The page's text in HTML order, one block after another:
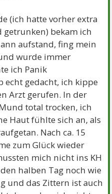
(ich hatte vorher extra
getrunken) bekam ich
aufstand, fing mein
wurde immer
ich Panik
echt gedacht, ich kippe
Arzt gerufen. In der
total trocken, ich
Haut fühlte sich an, als
Nach ca. 15
zum Glück wieder
mich nicht ins KH
halben Tag noch wie
und das Zittern ist auch